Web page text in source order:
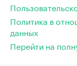
Политика в
данных
Перейти на